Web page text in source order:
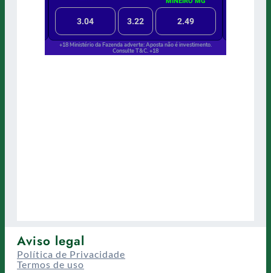
Aviso legal
Política de Privacidade
Termos de uso